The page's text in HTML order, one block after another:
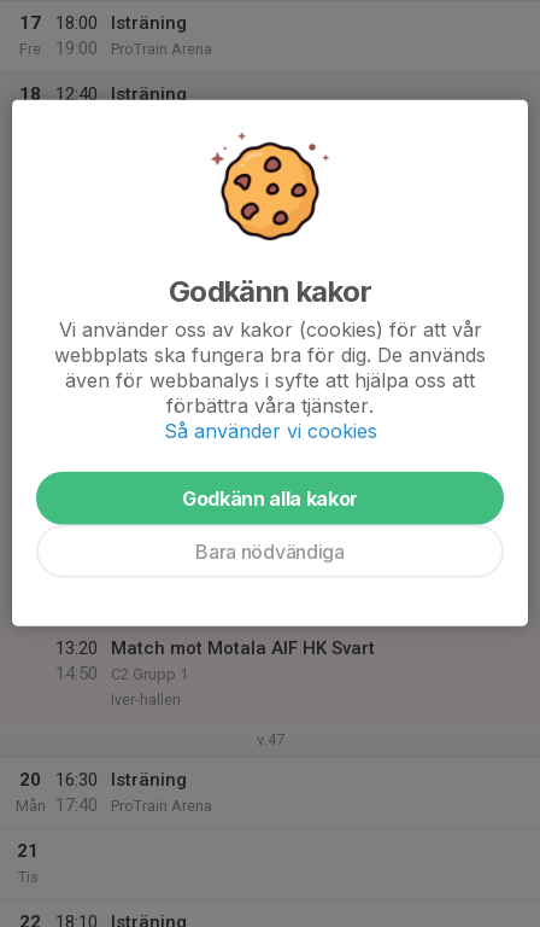
17
Fre
18:00
19:00
Isträning
ProTrain Arena
18
12:40
Isträning
Match mot Motala AIF HK Vit
C2 Grupp 1
12:55
14:25
Match mot Motala AIF HK Vit
C2 Grupp 1
Iver-hallen
14:25
Match mot Motala AIF HK Vit
13:20
14:50
Match mot Motala AIF HK Svart
C2 Grupp 1
Iver-hallen
v.47
20
Mån
16:30
17:40
Isträning
ProTrain Arena
21
Tis
22
18:10
Isträning
Godkänn kakor
Vi använder oss av kakor (cookies) för att vår
webbplats ska fungera bra för dig. De används
även för webbanalys i syfte att hjälpa oss att
förbättra våra tjänster.
Så använder vi cookies
Godkänn alla kakor
Bara nödvändiga